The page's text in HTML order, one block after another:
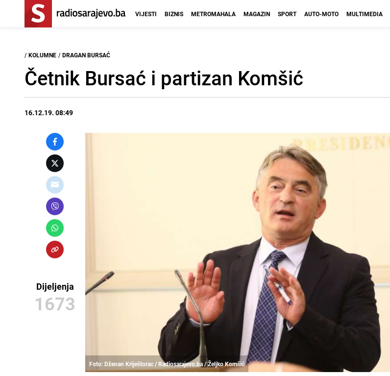
VIJESTI BIZNIS METROMAHALA MAGAZIN SPORT AUTO-MOTO MULTIMEDIA
/ KOLUMNE / DRAGAN BURSAĆ
Četnik Bursać i partizan Komšić
16.12.19. 08:49
Dijeljenja
1673
Foto: Dženan Kriještorac / Radiosarajevo.ba / Željko Komšić